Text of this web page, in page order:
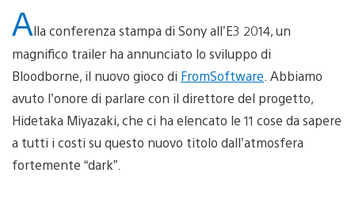
Alla conferenza stampa di Sony all’E3 2014, un
magnifico trailer ha annunciato lo sviluppo di
Bloodborne, il nuovo gioco di FromSoftware . Abbiamo
avuto l’onore di parlare con il direttore del progetto,
Hidetaka Miyazaki, che ci ha elencato le 11 cose da sapere
a tutti i costi su questo nuovo titolo dall’atmosfera
fortemente “dark”.